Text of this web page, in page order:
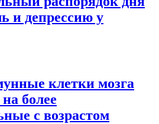
и депрессию у
клетки мозга
более
с возрастом